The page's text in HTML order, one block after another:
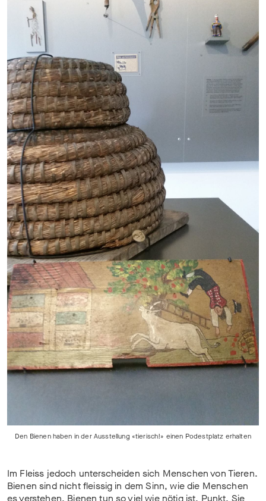
Den Bienen haben in der Ausstellung «tierisch!» einen Podestplatz erhalten
Im Fleiss jedoch unterscheiden sich Menschen von Tieren.
Bienen sind nicht fleissig in dem Sinn, wie die Menschen
es verstehen. Bienen tun so viel wie nötig ist. Punkt. Sie